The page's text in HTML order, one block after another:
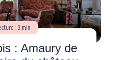
: 3 min
: Amaury de